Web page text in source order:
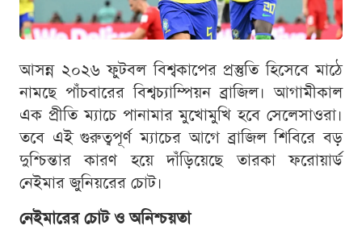
আসন্ন ২০২৬ ফুটবল বিশ্বকাপের প্রস্তুতি হিসেবে মাঠে
নামছে পাঁচবারের বিশ্বচ্যাম্পিয়ন ব্রাজিল। আগামীকাল
এক প্রীতি ম্যাচে পানামার মুখোমুখি হবে সেলেসাওরা।
তবে এই গুরুত্বপূর্ণ ম্যাচের আগে ব্রাজিল শিবিরে বড়
দুশ্চিন্তার কারণ হয়ে দাঁড়িয়েছে তারকা ফরোয়ার্ড
নেইমার জুনিয়রের চোট।
নেইমারের চোট ও অনিশ্চয়তা